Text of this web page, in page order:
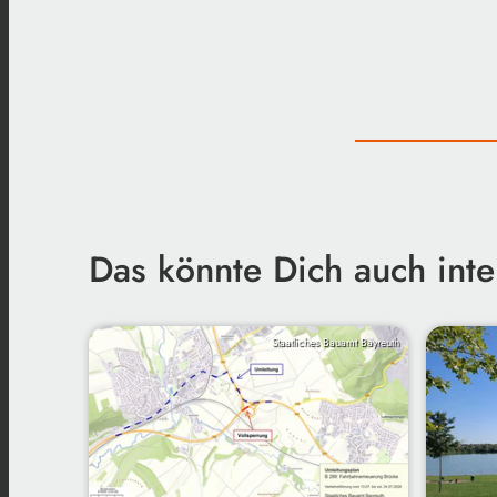
Das könnte Dich auch
Staatliches Bauamt Bayreuth